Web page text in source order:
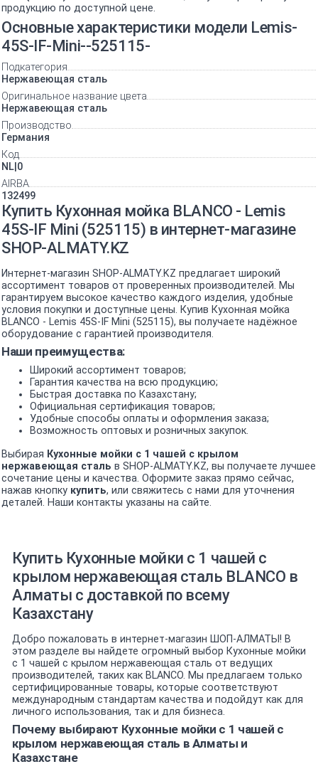
продукцию по доступной цене.
Основные характеристики модели Lemis-
45S-IF-Mini--525115-
Подкатегория
Нержавеющая сталь
Оригинальное название цвета
Нержавеющая сталь
Производство
Германия
Код
NL|0
AIRBA
132499
Купить Кухонная мойка BLANCO - Lemis
45S-IF Mini (525115) в интернет-магазине
SHOP-ALMATY.KZ
Интернет-магазин SHOP-ALMATY.KZ предлагает широкий
ассортимент товаров от проверенных производителей. Мы
гарантируем высокое качество каждого изделия, удобные
условия покупки и доступные цены. Купив Кухонная мойка
BLANCO - Lemis 45S-IF Mini (525115), вы получаете надёжное
оборудование с гарантией производителя.
Наши преимущества:
Широкий ассортимент товаров;
Гарантия качества на всю продукцию;
Быстрая доставка по Казахстану;
Официальная сертификация товаров;
Удобные способы оплаты и оформления заказа;
Возможность оптовых и розничных закупок.
Выбирая Кухонные мойки с 1 чашей c крылом
нержавеющая сталь в SHOP-ALMATY.KZ, вы получаете лучшее
сочетание цены и качества. Оформите заказ прямо сейчас,
нажав кнопку купить, или свяжитесь с нами для уточнения
деталей. Наши контакты указаны на сайте.
Купить Кухонные мойки с 1 чашей c
крылом нержавеющая сталь BLANCO в
Алматы с доставкой по всему
Казахстану
Добро пожаловать в интернет-магазин ШОП-АЛМАТЫ! В
этом разделе вы найдете огромный выбор Кухонные мойки
с 1 чашей c крылом нержавеющая сталь от ведущих
производителей, таких как BLANCO. Мы предлагаем только
сертифицированные товары, которые соответствуют
международным стандартам качества и подойдут как для
личного использования, так и для бизнеса.
Почему выбирают Кухонные мойки с 1 чашей c
крылом нержавеющая сталь в Алматы и
Казахстане